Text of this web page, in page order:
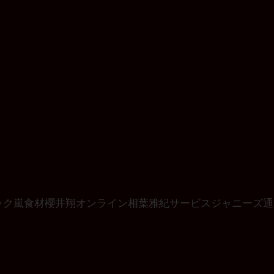
嵐 食材櫻井翔オンライン相葉雅紀サービス ジャニーズ通